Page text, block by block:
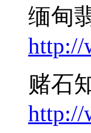
缅甸
http://
赌石
http://